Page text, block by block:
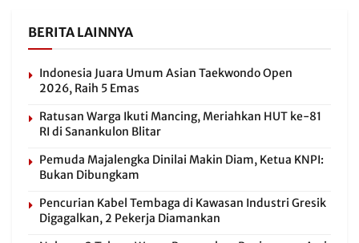
BERITA LAINNYA
Indonesia Juara Umum Asian Taekwondo Open
2026, Raih 5 Emas
Ratusan Warga Ikuti Mancing, Meriahkan HUT ke-81
RI di Sanankulon Blitar
Pemuda Majalengka Dinilai Makin Diam, Ketua KNPI:
Bukan Dibungkam
Pencurian Kabel Tembaga di Kawasan Industri Gresik
Digagalkan, 2 Pekerja Diamankan